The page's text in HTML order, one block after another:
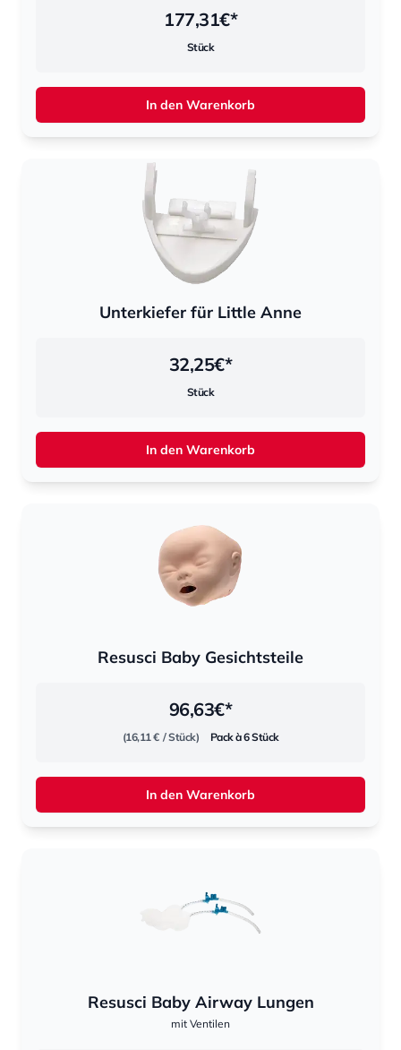
177,31€*
Stück
In den Warenkorb
Unterkiefer für Little Anne
32,25€*
Stück
In den Warenkorb
Resusci Baby Gesichtsteile
96,63€*
(16,11 € / Stück) Pack à 6 Stück
In den Warenkorb
Resusci Baby Airway Lungen
mit Ventilen